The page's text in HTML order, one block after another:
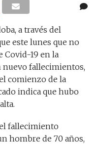
a través del
este lunes que no
Covid-19 en la
nuevo fallecimientos,
comienzo de la
indica que hubo
fallecimiento
hombre de 70 años,